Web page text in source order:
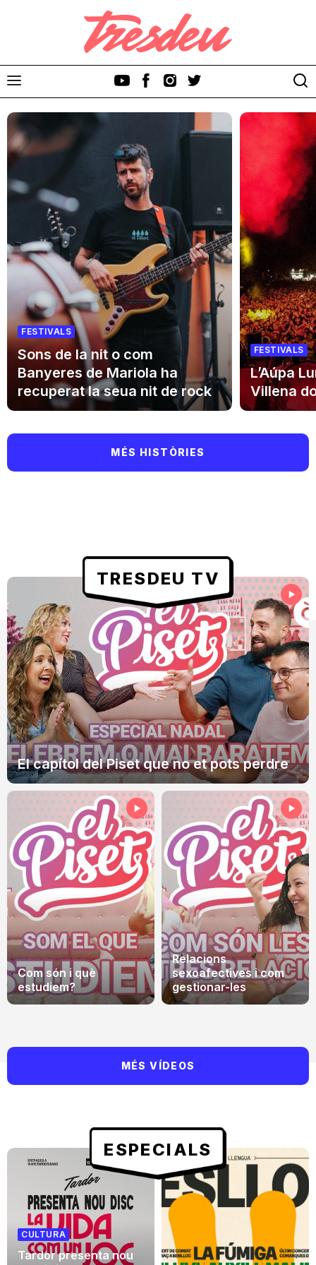
Discos
Videoclips
Cinema i Televisió
Festivals
Teatre
Opinió
Llocs
FESTIVALS
Sons de la nit o com
Banyeres de Mariola ha
recuperat la seua nit de rock
FESTIVALS
L’Aúpa
Villena
MÉS HISTÒRIES
TRESDEU TV
El capítol del Piset que no et pots perdre
Com són i què
estudiem?
Relacions
sexoafectives i com
gestionar-les
MÉS VÍDEOS
ESPECIALS
CULTURA
Tardor presenta nou